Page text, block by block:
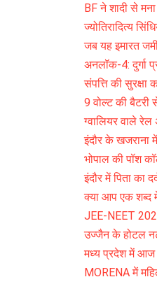
BF ने शादी से
ज्योतिरादित्य
जब यह इमारत
अनलॉक-4: दुर्गा
संपत्ति की
9 वोल्ट की
ग्वालियर वाले रेल
इंदौर के खजराना
भोपाल की पॉश
इंदौर में पिता का
क्या आप एक शब्द
JEE-NEET
उज्जैन के होटल
मध्य प्रदेश में आज
MORENA में